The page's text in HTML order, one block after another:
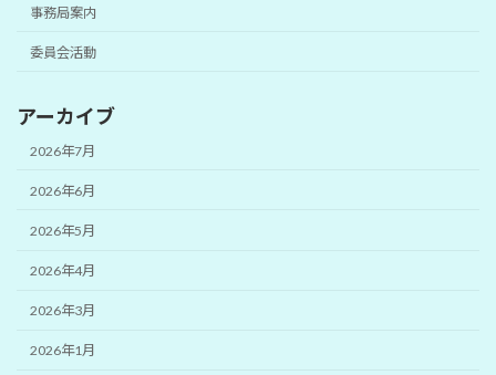
事務局案内
委員会活動
アーカイブ
2026年7月
2026年6月
2026年5月
2026年4月
2026年3月
2026年1月